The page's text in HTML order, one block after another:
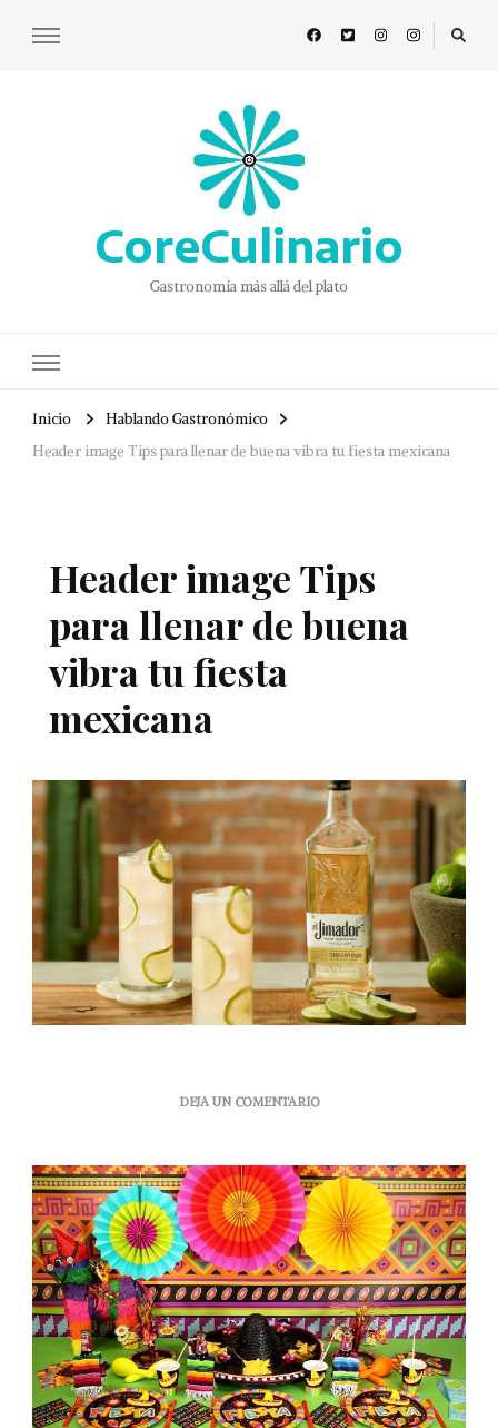
CoreCulinario
Gastronomía más allá del plato
Inicio
Hablando Gastronómico
Header image Tips para llenar de buena vibra tu fiesta mexicana
Header image Tips
para llenar de buena
vibra tu fiesta
mexicana
DEJA UN COMENTARIOEN
TIPS
PARA
LLENAR
DE
BUENA
VIBRA
TU
FIESTA
MEXICANA